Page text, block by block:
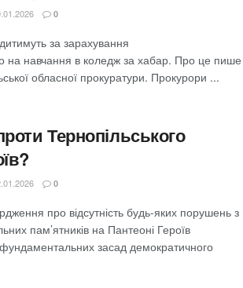
0
за зарахування
на навчання в коледж за хабар. Про це пише
обласної прокуратури. Прокурори ...
Тернопільського
0
про відсутність будь-яких порушень з
пам’ятників на Пантеоні Героїв
засад демократичного